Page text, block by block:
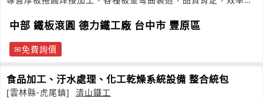
中部 鐵板滾圓 德力鐵工廠 台中市 豐原區
免費詢價
食品加工、汙水處理、化工乾燥系統設備 整合統包
[雲林縣-虎尾鎮]
清山鐵工